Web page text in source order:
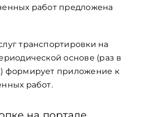
работ предложена
транспортировки на
основе (раз в
формирует приложение к
работ.